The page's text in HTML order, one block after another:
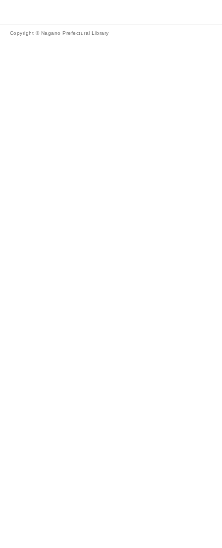
Copyright © Nagano Prefectural Library